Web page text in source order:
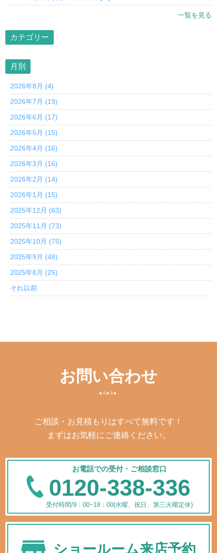
一覧を見る
カテゴリー
月別
2026年8月 (4)
2026年7月 (19)
2026年6月 (17)
2026年5月 (15)
2026年4月 (16)
2026年3月 (16)
2026年2月 (14)
2026年1月 (15)
2025年12月 (63)
2025年11月 (73)
2025年10月 (75)
2025年9月 (48)
2025年8月 (25)
それ以前
お問い合わせ
ご相談・お見積もりはすべて無料です！
まずはお気軽にご連絡ください。
お電話での受付・ご相談窓口
0120-338-336
受付時間/9：00~18：00(水曜、祝日、第三火曜定休)
ショールーム来店予約